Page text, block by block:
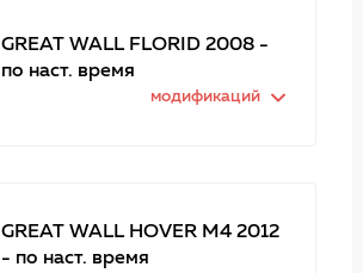
GREAT WALL FLORID 2008 -
по наст. время
модификаций
GREAT WALL HOVER M4 2012
- по наст. время